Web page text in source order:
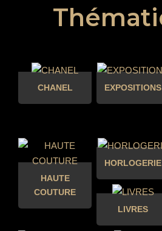
CHANEL
EXPOSITIONS
HAUTE
COUTURE
HORLOGERIE
LIVRES